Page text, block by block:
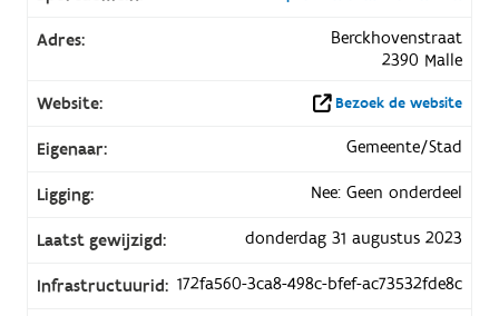
Adres:
Berckhovenstraat
2390 Malle
Website:
Bezoek de website
Eigenaar: Gemeente/Stad
Ligging: Nee: Geen onderdeel
Laatst gewijzigd: donderdag 31 augustus 2023
Infrastructuurid: 172fa560-3ca8-498c-bfef-ac73532fde8c